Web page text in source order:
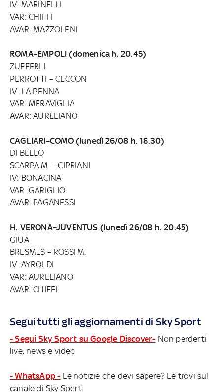
IV: MARINELLI
VAR: CHIFFI
AVAR: MAZZOLENI
ROMA–EMPOLI (domenica h. 20.45)
ZUFFERLI
PERROTTI – CECCON
IV: LA PENNA
VAR: MERAVIGLIA
AVAR: AURELIANO
CAGLIARI–COMO (lunedì 26/08 h. 18.30)
DI BELLO
SCARPA M. – CIPRIANI
IV: BONACINA
VAR: GARIGLIO
AVAR: PAGANESSI
H. VERONA–JUVENTUS (lunedì 26/08 h. 20.45)
GIUA
BRESMES – ROSSI M.
IV: AYROLDI
VAR: AURELIANO
AVAR: CHIFFI
Segui tutti gli aggiornamenti di Sky Sport
- Segui Sky Sport su Google Discover- Non perderti
live, news e video
- WhatsApp - Le notizie che devi sapere? Le trovi sul
canale di Sky Sport